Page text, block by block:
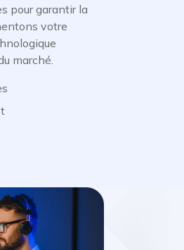
pour garantir la
votre
marché.